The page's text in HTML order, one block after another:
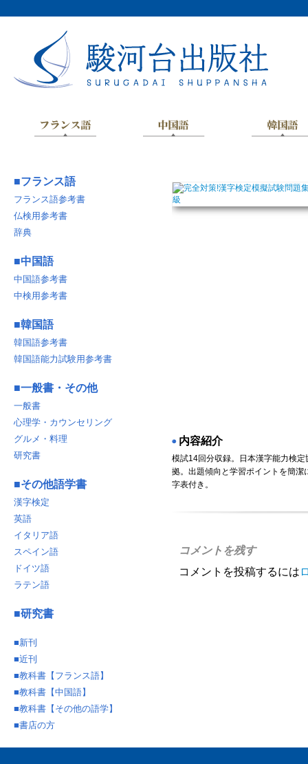
◉ 内容紹介
模試14回分収録。日本漢字能力検定
拠。出題傾向と学習ポイントを簡潔
字表付き。
コメントを残す
コメントを投稿するには
■フランス語
フランス語参考書
仏検用参考書
辞典
■中国語
中国語参考書
中検用参考書
■韓国語
韓国語参考書
韓国語能力試験用参考書
■一般書・その他
一般書
心理学・カウンセリング
グルメ・料理
研究書
■その他語学書
漢字検定
英語
イタリア語
スペイン語
ドイツ語
ラテン語
■研究書
■新刊
■近刊
■教科書【フランス語】
■教科書【中国語】
■教科書【その他の語学】
■書店の方